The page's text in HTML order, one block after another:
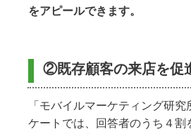
をアピールできます。
②既存顧客の来店を促
「モバイルマーケティング研
ケートでは、回答者のうち４割